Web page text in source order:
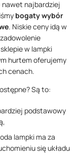
nawet najbardziej
bogaty wybór
. Niskie ceny idą w
w lampki
hurtem oferujemy
cenach.
Są to:
podstawowy
lampki ma za
się układu